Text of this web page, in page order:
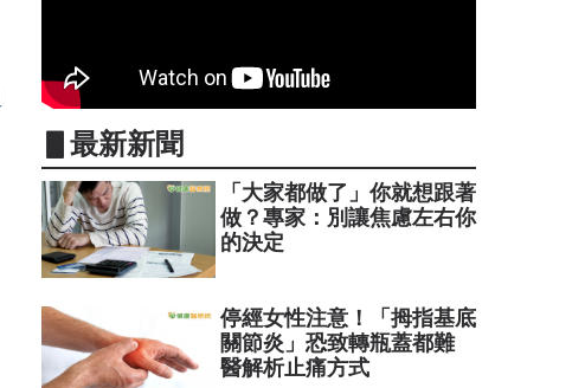
▋最新新聞
「大家都做了」你就想跟著
做？專家：別讓焦慮左右你
的決定
停經女性注意！「拇指基底
關節炎」恐致轉瓶蓋都難
醫解析止痛方式